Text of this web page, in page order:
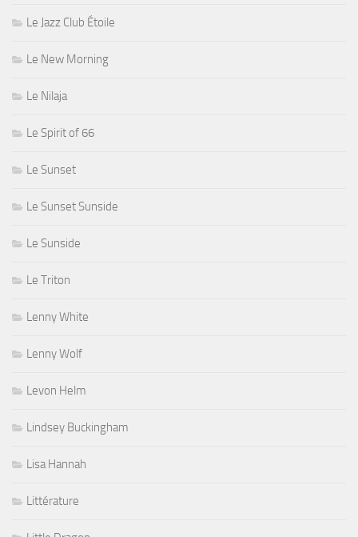
Le Jazz Club Étoile
Le New Morning
Le Nilaja
Le Spirit of 66
Le Sunset
Le Sunset Sunside
Le Sunside
Le Triton
Lenny White
Lenny Wolf
Levon Helm
Lindsey Buckingham
Lisa Hannah
Littérature